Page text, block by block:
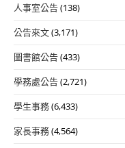
人事室公告(138)
公告來文(3,171)
圖書館公告(433)
學務處公告(2,721)
學生事務(6,433)
家長事務(4,564)